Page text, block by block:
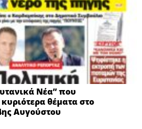
Νέα” που
θέματα στο
Αυγούστου